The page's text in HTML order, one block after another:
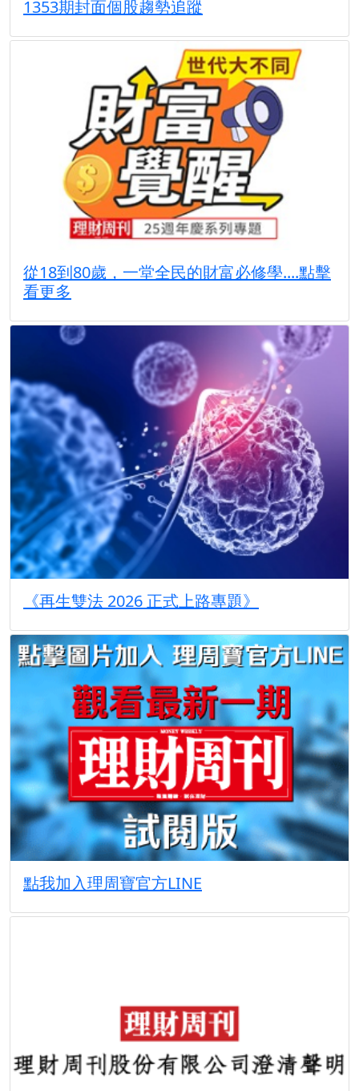
1353期封面個股趨勢追蹤
從18到80歲，一堂全民的財富必修學....點擊
看更多
《再生雙法 2026 正式上路專題》
點我加入理周寶官方LINE